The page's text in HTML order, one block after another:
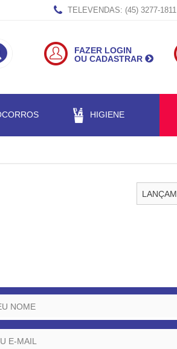
TELEVENDAS: (45) 3277-1811
FAZER LOGIN
OU CADASTRAR
HIGIENE